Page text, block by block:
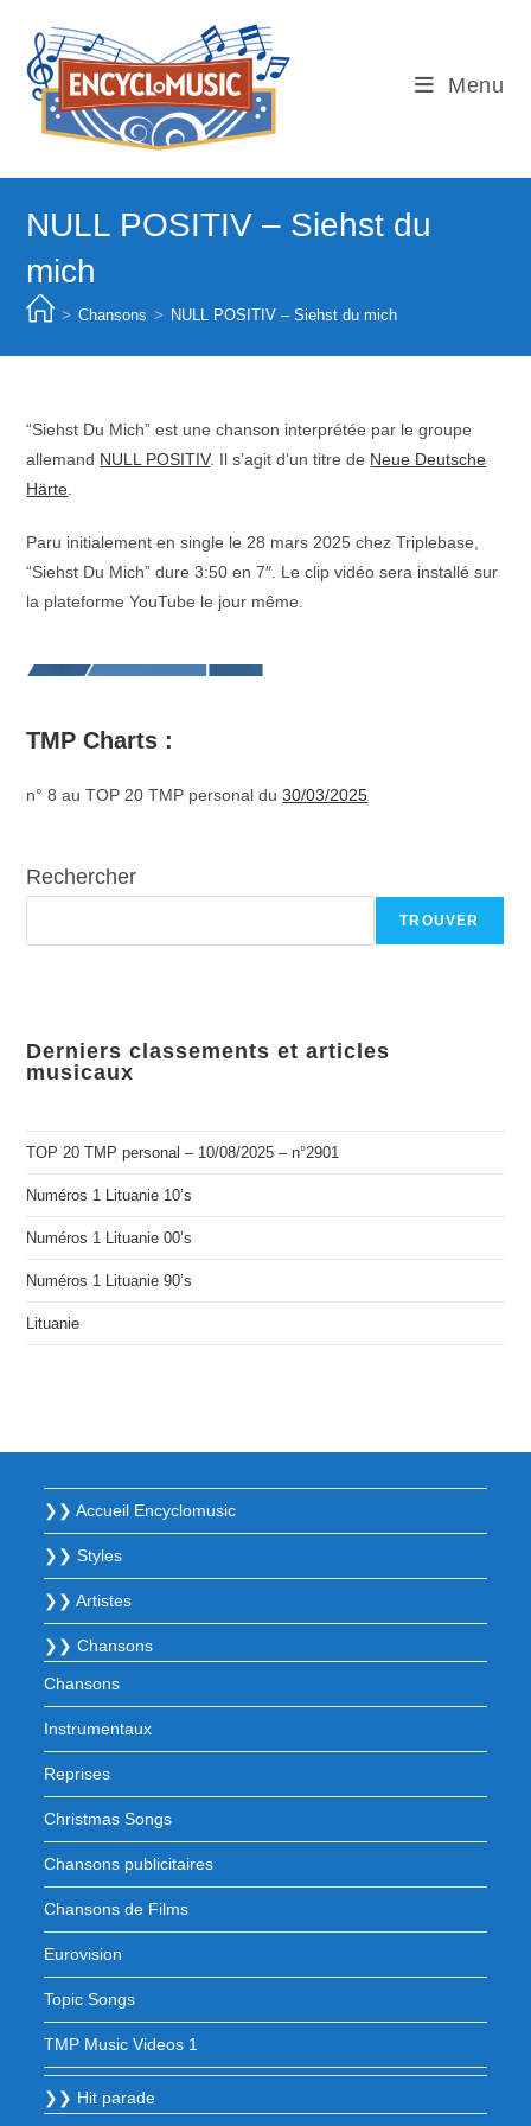
content
Menu
NULL POSITIV – Siehst du
mich
> Chansons > NULL POSITIV – Siehst du mich
“Siehst Du Mich” est une chanson interprétée par le groupe
allemand NULL POSITIV. Il s’agit d’un titre de Neue Deutsche
Härte
Paru initialement en single le 28 mars 2025 chez Triplebase,
“Siehst Du Mich” dure 3:50 en 7″. Le clip vidéo sera installé sur
la plateforme YouTube le jour même.
TMP Charts :
n° 8 au TOP 20 TMP personal du30/03/2025
Rechercher
TROUVER
Derniers classements et articles
musicaux
TOP 20 TMP personal – 10/08/2025 – n°2901
Numéros 1 Lituanie 10’s
Numéros 1 Lituanie 00’s
Numéros 1 Lituanie 90’s
Lituanie
❯❯ Accueil Encyclomusic
❯❯ Styles
❯❯ Artistes
❯❯ Chansons
Chansons
Instrumentaux
Reprises
Christmas Songs
Chansons publicitaires
Chansons de Films
Eurovision
Topic Songs
TMP Music Videos 1
❯❯ Hit parade